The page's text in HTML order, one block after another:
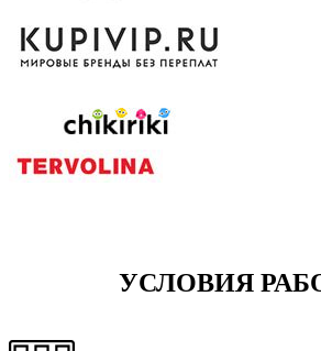
УСЛОВИЯ